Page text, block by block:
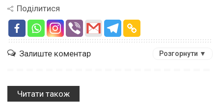
Поділитися
Залиште коментар Розгорнути ▼
Читати також